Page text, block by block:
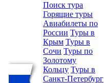
Поиск тура
Горящие туры
Авиабилеты по
России Туры в
Крым Туры в
Сочи Туры по
Золотому
Кольцу Туры в
Санкт-Петербург